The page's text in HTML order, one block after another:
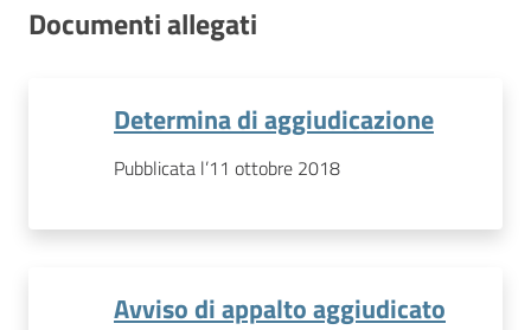
Documenti allegati
Determina di aggiudicazione
Pubblicata l’11 ottobre 2018
Avviso di appalto aggiudicato